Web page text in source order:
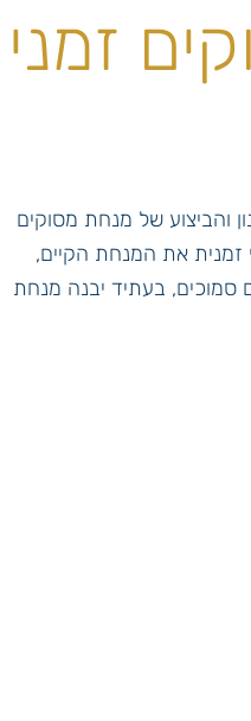
והביצוע של מנחת מסוקים
זמנית את המנחת הקיים,
סמוכים, בעתיד יבנה מנחת